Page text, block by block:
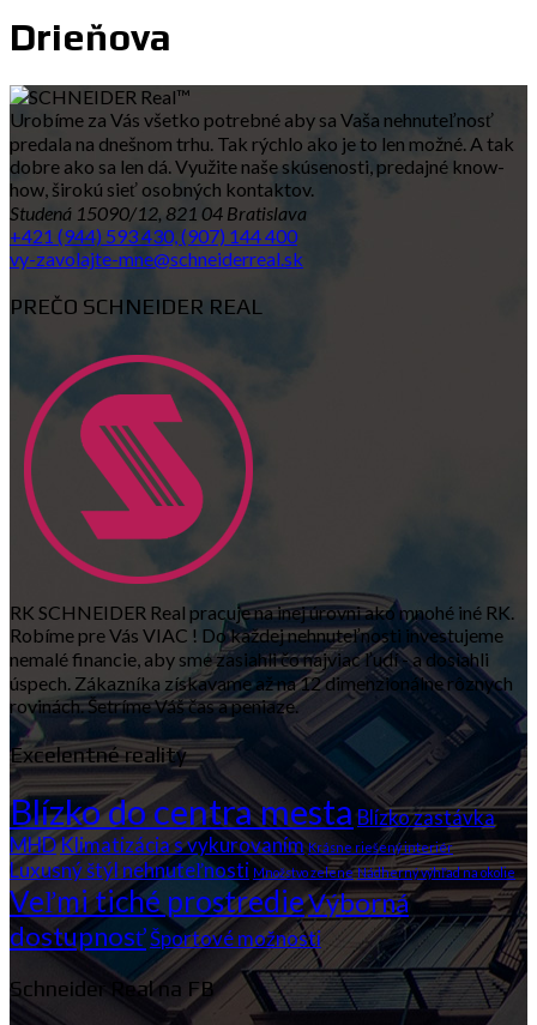
Drieňova
Urobíme za Vás všetko potrebné aby sa Vaša nehnuteľnosť
predala na dnešnom trhu. Tak rýchlo ako je to len možné. A tak
dobre ako sa len dá. Využite naše skúsenosti, predajné know-
how, širokú sieť osobných kontaktov.
Studená 15090/12, 821 04 Bratislava
+421 (944) 593 430, (907) 144 400
vy-zavolajte-mne@schneiderreal.sk
PREČO SCHNEIDER REAL
RK SCHNEIDER Real pracuje na inej úrovni ako mnohé iné RK.
Robíme pre Vás VIAC ! Do každej nehnuteľnosti investujeme
nemalé financie, aby sme zasiahli čo najviac ľudí - a dosiahli
úspech. Zákazníka získavame až na 12 dimenzionálne rôznych
rovinách. Šetríme Váš čas a peniaze.
Excelentné reality
Blízko do centra mesta Blízko zastávka
MHDKlimatizácia s vykurovaním Krásne riešený interiér
Luxusný štýl nehnuteľnosti Množstvo zelene Nádherný výhľad na okolie
Veľmi tiché prostredieVýborná
dostupnosťŠportové možnosti
Schneider Real na FB